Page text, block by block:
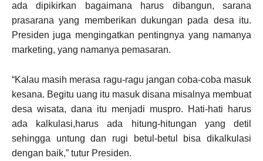
ada dipikirkan bagaimana harus dibangun, sarana
prasarana yang memberikan dukungan pada desa itu.
Presiden juga mengingatkan pentingnya yang namanya
marketing, yang namanya pemasaran.
“Kalau masih merasa ragu-ragu jangan coba-coba masuk
kesana. Begitu uang itu masuk disana misalnya membuat
desa wisata, dana itu menjadi muspro. Hati-hati harus
ada kalkulasi,harus ada hitung-hitungan yang detil
sehingga untung dan rugi betul-betul bisa dikalkulasi
dengan baik,” tutur Presiden.